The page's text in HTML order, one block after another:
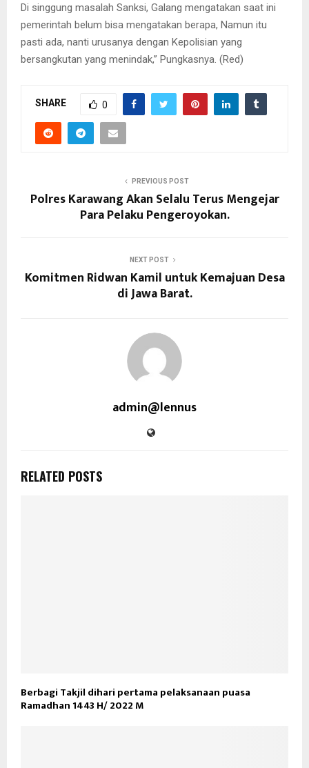
Di singgung masalah Sanksi, Galang mengatakan saat ini
pemerintah belum bisa mengatakan berapa, Namun itu
pasti ada, nanti urusanya dengan Kepolisian yang
bersangkutan yang menindak,” Pungkasnya. (Red)
SHARE 0
PREVIOUS POST
Polres Karawang Akan Selalu Terus Mengejar
Para Pelaku Pengeroyokan.
NEXT POST
Komitmen Ridwan Kamil untuk Kemajuan Desa
di Jawa Barat.
admin@lennus
RELATED POSTS
Berbagi Takjil dihari pertama pelaksanaan puasa
Ramadhan 1443 H/ 2022 M